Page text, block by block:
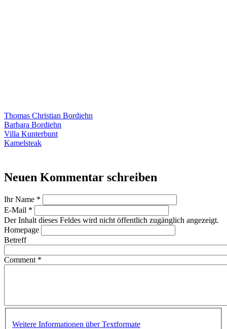
Thomas Christian Bordiehn
Barbara Bordiehn
Villa Kunterbunt
Kamelsteak
Neuen Kommentar schreiben
Ihr Name *
E-Mail *
Der Inhalt dieses Feldes wird nicht öffentlich zugänglich angezeigt.
Homepage
Betreff
Comment *
Weitere Informationen über Textformate